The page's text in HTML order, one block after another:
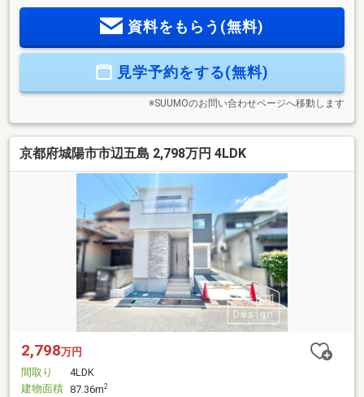
そうなリビング階段の新築♪■全居室2面採光で陽当り風通し共
に良好です♪■駐車スペースもございます♪□近隣環境■JR「山
物件の詳細は、GI不動産までご相談ください公式LINEやお電話
資料をもらう(無料)
見学予約をする(無料)
※SUUMOのお問い合わせページへ移動します
京都府城陽市市辺五島 2,798万円 4LDK
2,798万円
間取り
4LDK
建物面積 87.36m2